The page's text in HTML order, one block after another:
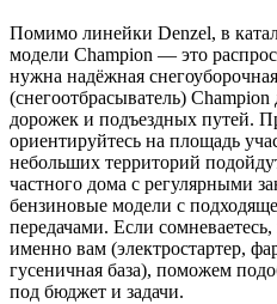
Помимо линейки Denzel, в
модели Champion — это
нужна надёжная
(снегоотбрасыватель)
дорожек и подъездных путей.
ориентируйтесь на площадь
небольших территорий
частного дома с регулярными
бензиновые модели с
передачами. Если
именно вам (электростартер,
гусеничная база), поможем
под бюджет и задачи.